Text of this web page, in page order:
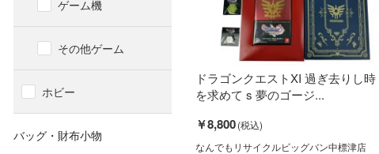
ゲーム機
その他ゲーム
ホビー
バッグ・財布小物
ドラゴンクエストXI 過ぎ去りし時
を求めて s 夢のゴージ...
￥8,800
なんでもリサイクルビッグバン中標津店